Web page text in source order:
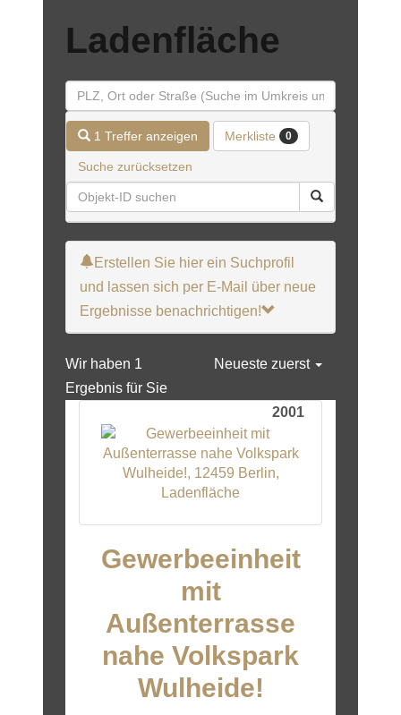
Ladenfläche
1 Treffer anzeigen Merkliste 0
Suche zurücksetzen
Erstellen Sie hier ein Suchprofil
und lassen sich per E-Mail über neue
Ergebnisse benachrichtigen!
Wir haben 1
Ergebnis für Sie
Neueste zuerst
2001
Gewerbeeinheit
mit
Außenterrasse
nahe Volkspark
Wulheide!